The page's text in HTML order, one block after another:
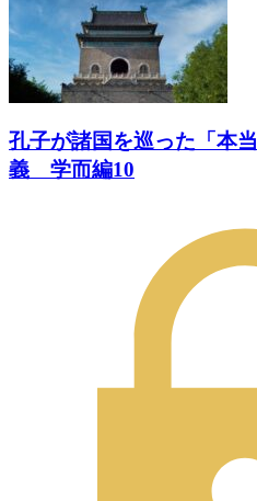
孔子が諸国を巡った「本
義 学而編10